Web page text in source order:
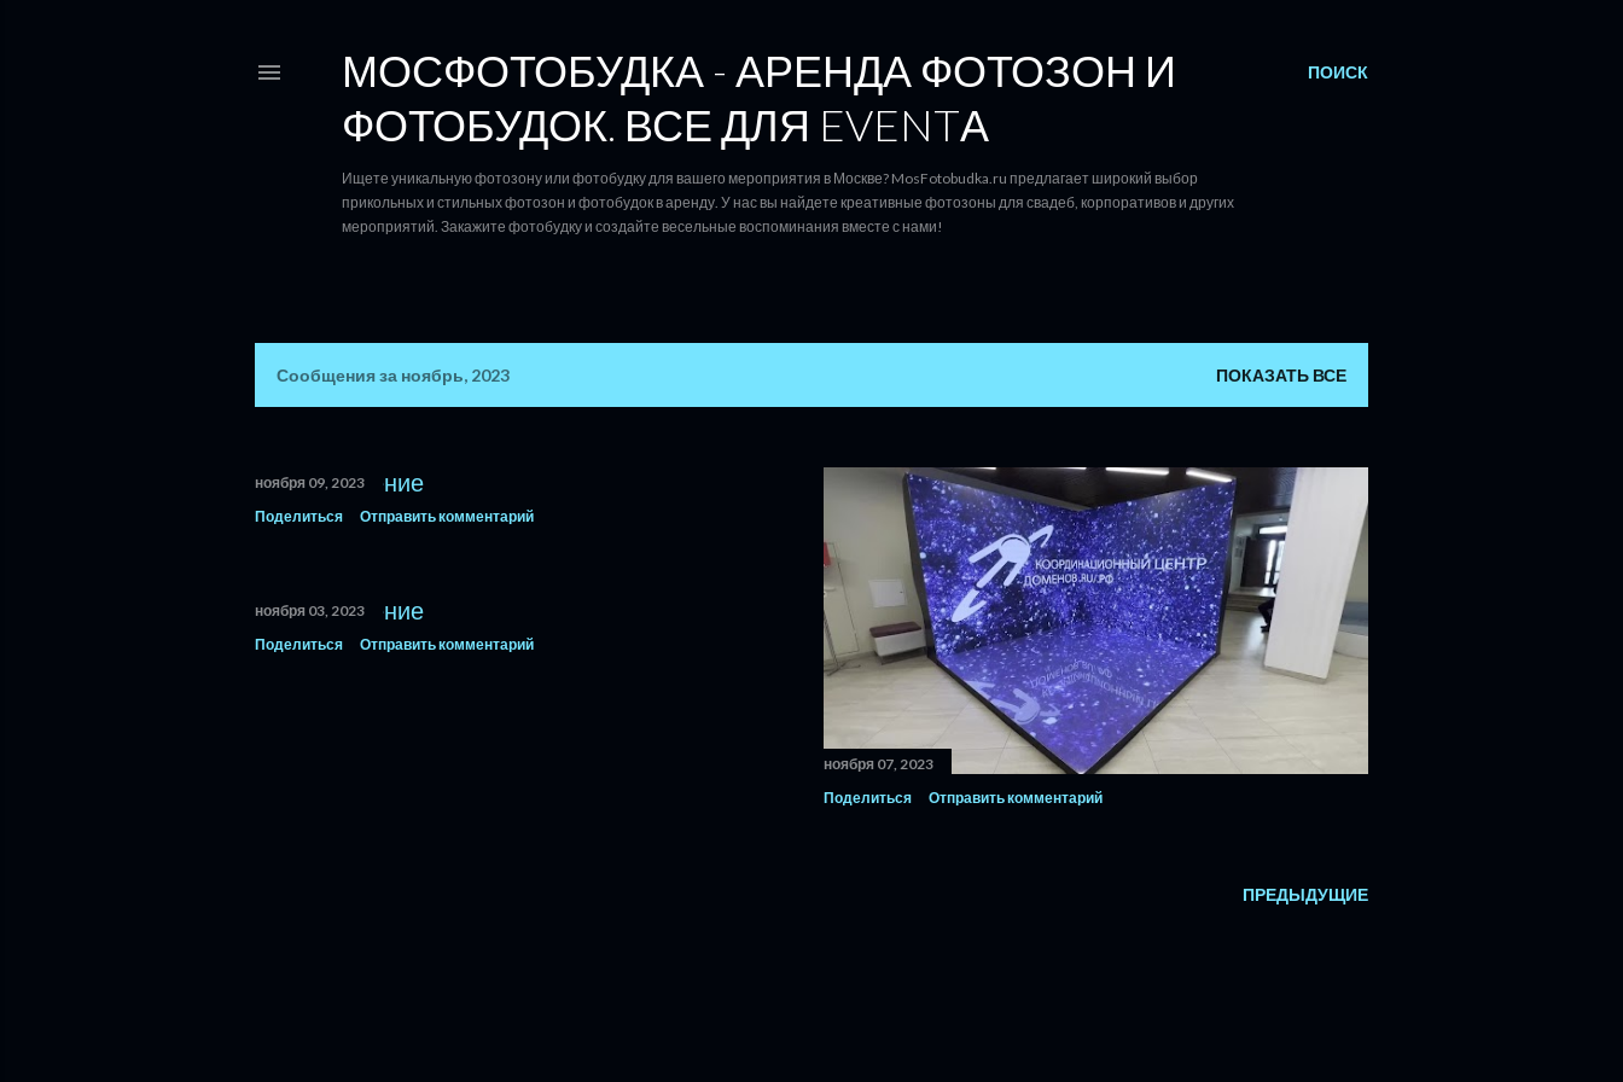
ПОИСК
МОСФОТОБУДКА - АРЕНДА ФОТОЗОН И
ФОТОБУДОК. ВСЕ ДЛЯ EVENTА
Ищете уникальную фотозону или фотобудку для вашего мероприятия в Москве? MosFotobudka.ru предлагает широкий выбор
прикольных и стильных фотозон и фотобудок в аренду. У нас вы найдете креативные фотозоны для свадеб, корпоративов и других
мероприятий. Закажите фотобудку и создайте весельные воспоминания вместе с нами!
С
о
б
е
н
Сообщения за ноябрь, 2023 ПОКАЗАТЬ ВСЕ
ноября 09, 2023
Поделиться
Отправить комментарий
ноября 07, 2023
Поделиться
Отправить комментарий
ноября 03, 2023
Поделиться
Отправить комментарий
ПРЕДЫДУЩИЕ